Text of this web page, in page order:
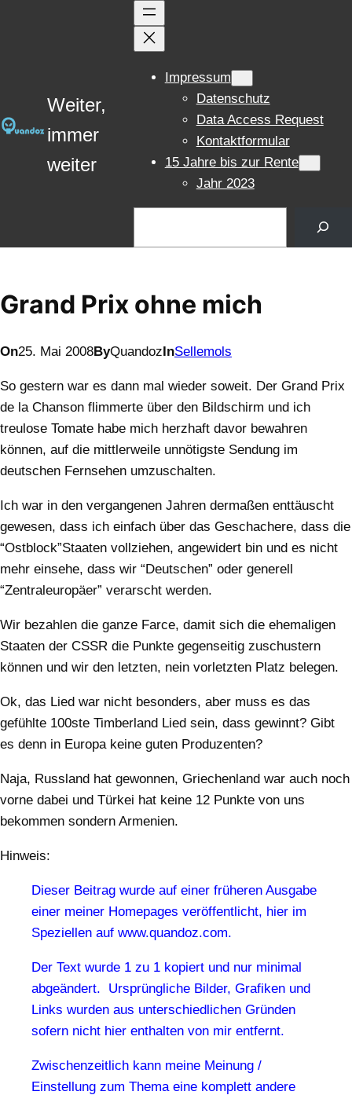
Weiter,
immer
weiter
Impressum
Datenschutz
Data Access Request
Kontaktformular
15 Jahre bis zur Rente
Jahr 2023
Grand Prix ohne mich
On25. Mai 2008ByQuandozInSellemols
So gestern war es dann mal wieder soweit. Der Grand Prix
de la Chanson flimmerte über den Bildschirm und ich
treulose Tomate habe mich herzhaft davor bewahren
können, auf die mittlerweile unnötigste Sendung im
deutschen Fernsehen umzuschalten.
Ich war in den vergangenen Jahren dermaßen enttäuscht
gewesen, dass ich einfach über das Geschachere, dass die
“Ostblock”Staaten vollziehen, angewidert bin und es nicht
mehr einsehe, dass wir “Deutschen” oder generell
“Zentraleuropäer” verarscht werden.
Wir bezahlen die ganze Farce, damit sich die ehemaligen
Staaten der CSSR die Punkte gegenseitig zuschustern
können und wir den letzten, nein vorletzten Platz belegen.
Ok, das Lied war nicht besonders, aber muss es das
gefühlte 100ste Timberland Lied sein, dass gewinnt? Gibt
es denn in Europa keine guten Produzenten?
Naja, Russland hat gewonnen, Griechenland war auch noch
vorne dabei und Türkei hat keine 12 Punkte von uns
bekommen sondern Armenien.
Hinweis:
Dieser Beitrag wurde auf einer früheren Ausgabe
einer meiner Homepages veröffentlicht, hier im
Speziellen auf www.quandoz.com.
Der Text wurde 1 zu 1 kopiert und nur minimal
abgeändert. Ursprüngliche Bilder, Grafiken und
Links wurden aus unterschiedlichen Gründen
sofern nicht hier enthalten von mir entfernt.
Zwischenzeitlich kann meine Meinung /
Einstellung zum Thema eine komplett andere